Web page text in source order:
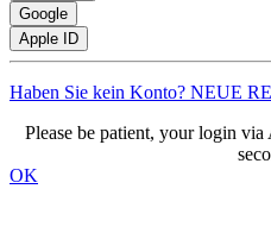
Google
Apple ID
Haben Sie kein Konto? NEUE
Please be patient, your login
OK